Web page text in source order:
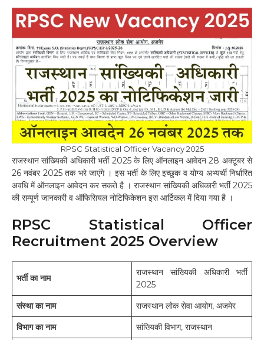
RPSC Statistical Officer Vacancy 2025
राजस्थान सांख्यिकी अधिकारी भर्ती 2025 के लिए ऑनलाइन आवेदन 28 अक्टूबर से
26 नवंबर 2025 तक भरे जाएंगे । इस भर्ती के लिए इच्छुक व योग्य अभ्यर्थी निर्धारित
अवधि में ऑनलाइन आवेदन कर सकते है । राजस्थान सांख्यिकी अधिकारी भर्ती 2025
की सम्पूर्ण जानकारी व ऑफिसियल नोटिफिकेशन इस आर्टिकल में दिया गया है ।
RPSC Statistical Officer
Recruitment 2025 Overview
भर्ती का नाम
राजस्थान सांख्यिकी अधिकारी भर्ती
2025
संस्था का नाम
राजस्थान लोक सेवा आयोग, अजमेर
विभाग का नाम
सांख्यिकी विभाग, राजस्थान